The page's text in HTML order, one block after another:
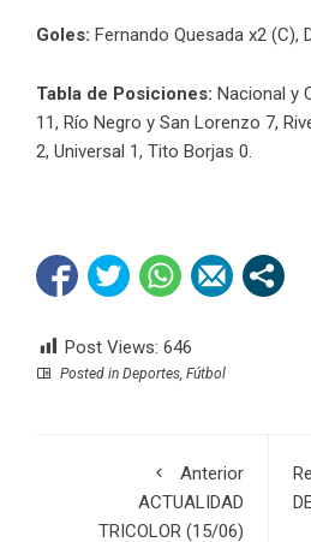
Goles: Fernando Quesada x2 (C),
Tabla de Posiciones: Nacional y
11, Río Negro y San Lorenzo 7,
2, Universal 1, Tito Borjas 0.
Post Views: 646
Posted in Deportes Fútbol
Anterior
ACTUALIDAD
TRICOLOR (15/06)